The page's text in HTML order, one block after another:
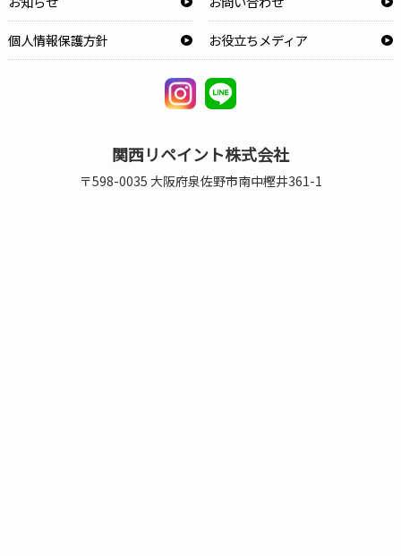
個人情報保護方針 お役立ちメディア
関西リペイント株式会社
〒598-0035 大阪府泉佐野市南中樫井361-1